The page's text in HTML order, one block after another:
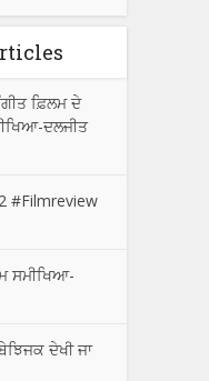
ਫ਼ਿਲਮ ਦੇ
ਦਲਜੀਤ
#Filmreview
ਸਮੀਖਿਆ-
ਦੇਖੀ ਜਾ